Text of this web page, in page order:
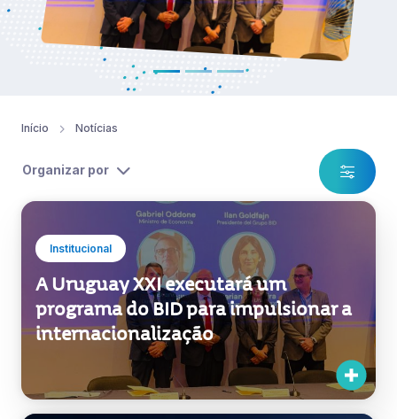
Institucional
A Uruguay XXI executará um
programa do BID para impulsionar a
internacionalização